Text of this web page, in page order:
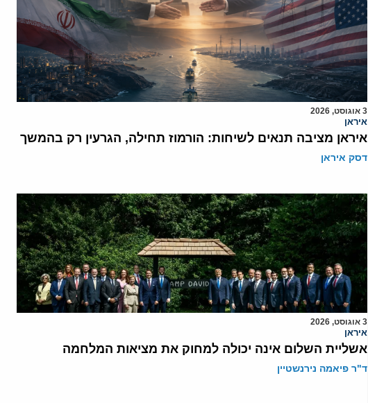
3 אוגוסט, 2026
איראן
איראן מציבה תנאים לשיחות: הורמוז תחילה, הגרעין רק בהמשך
דסק איראן
3 אוגוסט, 2026
איראן
אשליית השלום אינה יכולה למחוק את מציאות המלחמה
ד"ר פיאמה נירנשטיין